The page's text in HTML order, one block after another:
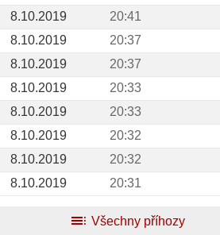
8.10.2019 20:41
8.10.2019
20:37
8.10.2019 20:37
8.10.2019 20:33
8.10.2019 20:33
8.10.2019 20:32
8.10.2019 20:32
8.10.2019
20:31
toc Všechny příhozy